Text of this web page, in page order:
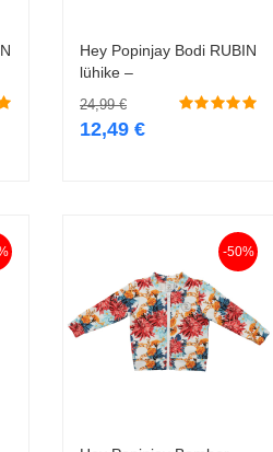
Vali
Hey Popinjay Bodi RUBIN
lühike –
24,99€
12,49 €
-50%